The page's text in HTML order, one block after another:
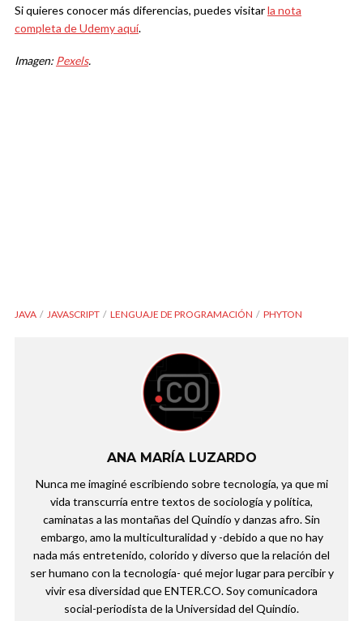
Si quieres conocer más diferencias, puedes visitarla nota
completa de Udemy aquí.
Imagen: Pexels.
JAVA JAVASCRIPT LENGUAJE DE PROGRAMACIÓN PHYTON
ANA MARÍA LUZARDO
Nunca me imaginé escribiendo sobre tecnología, ya que mi
vida transcurría entre textos de sociología y política,
caminatas a las montañas del Quindío y danzas afro. Sin
embargo, amo la multiculturalidad y -debido a que no hay
nada más entretenido, colorido y diverso que la relación del
ser humano con la tecnología- qué mejor lugar para percibir y
vivir esa diversidad que ENTER.CO. Soy comunicadora
social-periodista de la Universidad del Quindío.